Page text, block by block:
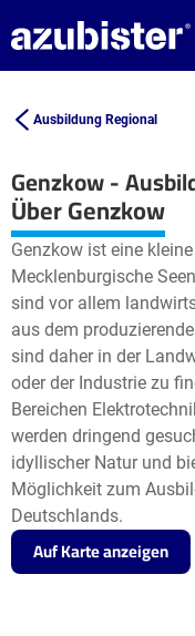
Ausbildung Regional
Genzkow -
+
−
Über Genzkow
Genzkow ist eine
Mecklenburgische
sind vor allem
aus dem
sind daher in der
oder der Industrie zu
Bereichen
werden dringend
idyllischer Natur und
Möglichkeit zum
Deutschlands.
Auf Karte anzeigen